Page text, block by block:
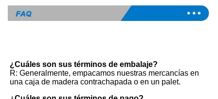
¿Cuáles son sus términos de embalaje?
R: Generalmente, empacamos nuestras mercancías en
una caja de madera contrachapada o en un palet.